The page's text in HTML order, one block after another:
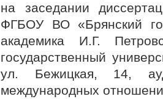
на заседании
ФГБОУ ВО «Брянский
академика И.Г.
государственный
ул. Бежицкая, 14,
международных